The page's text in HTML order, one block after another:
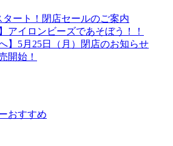
タート！閉店セールのご案内
アイロンビーズであそぼう！！
】5月25日（月）閉店のお知らせ
開始！
おすすめ